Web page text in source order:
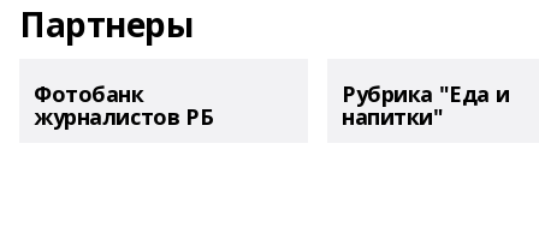
Партнеры
Фотобанк
журналистов РБ
Рубрика "Еда и
напитки"